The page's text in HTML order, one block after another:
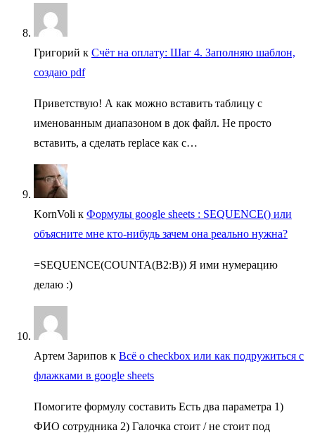
Григорий к Счёт на оплату: Шаг 4. Заполняю шаблон,
создаю pdf
Приветствую! А как можно вставить таблицу с
именованным диапазоном в док файл. Не просто
вставить, а сделать replace как с…
KornVoli к Формулы google sheets : SEQUENCE() или
объясните мне кто-нибудь зачем она реально нужна?
=SEQUENCE(COUNTA(B2:B)) Я ими нумерацию
делаю :)
Артем Зарипов к Всё о checkbox или как подружиться с
флажками в google sheets
Помогите формулу составить Есть два параметра 1)
ФИО сотрудника 2) Галочка стоит / не стоит под